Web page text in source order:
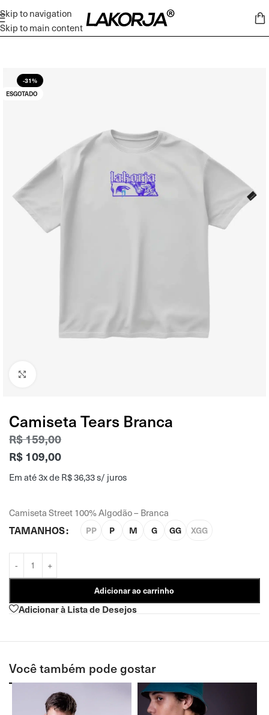
Skip to navigation
Skip to main content
-31%
ESGOTADO
Camiseta Tears Branca
R$159,00
R$109,00
Em até 3x de R$36,33s/ juros
Camiseta Street 100% Algodão – Branca
TAMANHOS PP P M G GG XGG
Adicionar ao carrinho
Adicionar à Lista de Desejos
Você também pode gostar